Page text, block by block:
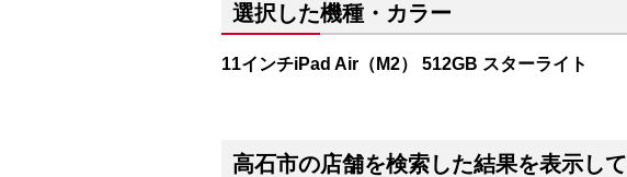
選択した機種・カラー
11インチiPad Air（M2） 512GB スターライト
高石市の店舗を検索した結果を表示し